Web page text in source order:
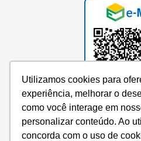
Utilizamos cookies para
experiência, melhorar o
como você interage em
personalizar conteúdo. Ao
concorda com o uso de
Consulte aqui o cadastro